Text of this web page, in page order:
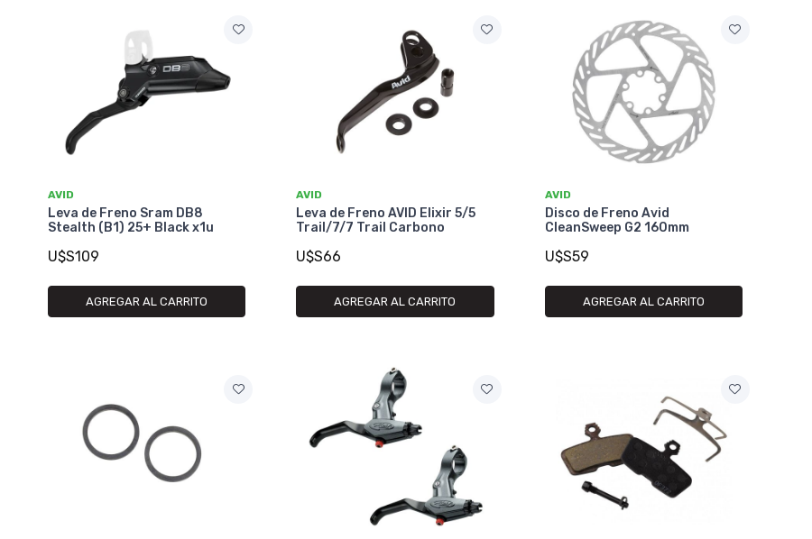
AVID
Leva de Freno Sram DB8
Stealth (B1) 25+ Black x1u
U$S109
AGREGAR AL CARRITO
AVID
Leva de Freno AVID Elixir 5/5
Trail/7/7 Trail Carbono
U$S66
AGREGAR AL CARRITO
AVID
Disco de Freno Avid
CleanSweep G2 160mm
U$S59
AGREGAR AL CARRITO